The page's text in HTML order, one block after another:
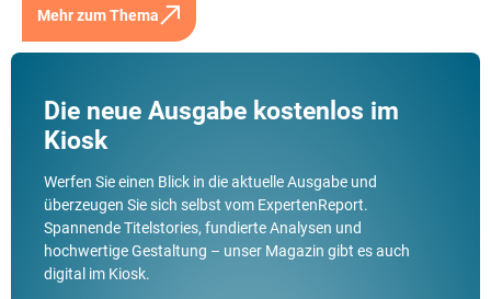
Mehr zum Thema
Die neue Ausgabe kostenlos im
Kiosk
Werfen Sie einen Blick in die aktuelle Ausgabe und
überzeugen Sie sich selbst vom ExpertenReport.
Spannende Titelstories, fundierte Analysen und
hochwertige Gestaltung – unser Magazin gibt es auch
digital im Kiosk.